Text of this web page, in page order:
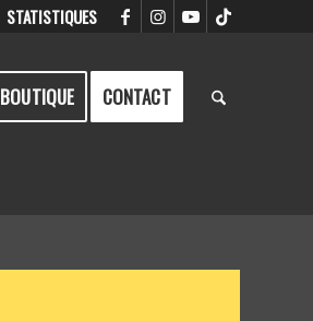
STATISTIQUES
BOUTIQUE CONTACT